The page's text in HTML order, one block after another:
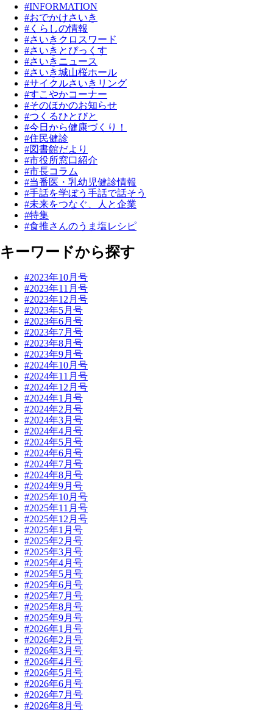
#INFORMATION
#おでかけさいき
#くらしの情報
#さいきクロスワード
#さいきとぴっくす
#さいきニュース
#さいき城山桜ホール
#サイクルさいきリング
#すこやかコーナー
#そのほかのお知らせ
#つくるひとびと
#今日から健康づくり！
#住民健診
#図書館だより
#市役所窓口紹介
#市長コラム
#当番医・乳幼児健診情報
#手話を学ぼう手話で話そう
#未来をつなぐ、人と企業
#特集
#食推さんのうま塩レシピ
キーワードから探す
#2023年10月号
#2023年11月号
#2023年12月号
#2023年5月号
#2023年6月号
#2023年7月号
#2023年8月号
#2023年9月号
#2024年10月号
#2024年11月号
#2024年12月号
#2024年1月号
#2024年2月号
#2024年3月号
#2024年4月号
#2024年5月号
#2024年6月号
#2024年7月号
#2024年8月号
#2024年9月号
#2025年10月号
#2025年11月号
#2025年12月号
#2025年1月号
#2025年2月号
#2025年3月号
#2025年4月号
#2025年5月号
#2025年6月号
#2025年7月号
#2025年8月号
#2025年9月号
#2026年1月号
#2026年2月号
#2026年3月号
#2026年4月号
#2026年5月号
#2026年6月号
#2026年7月号
#2026年8月号